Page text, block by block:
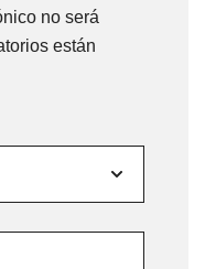
no será
están